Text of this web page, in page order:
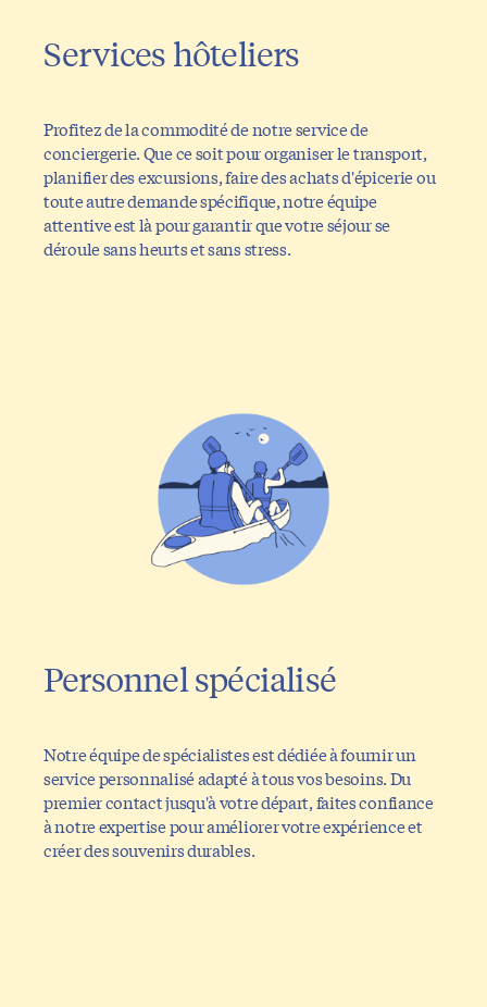
Services hôteliers
Profitez de la commodité de notre service de
conciergerie. Que ce soit pour organiser le transport,
planifier des excursions, faire des achats d'épicerie ou
toute autre demande spécifique, notre équipe
attentive est là pour garantir que votre séjour se
déroule sans heurts et sans stress.
Personnel spécialisé
Notre équipe de spécialistes est dédiée à fournir un
service personnalisé adapté à tous vos besoins. Du
premier contact jusqu'à votre départ, faites confiance
à notre expertise pour améliorer votre expérience et
créer des souvenirs durables.